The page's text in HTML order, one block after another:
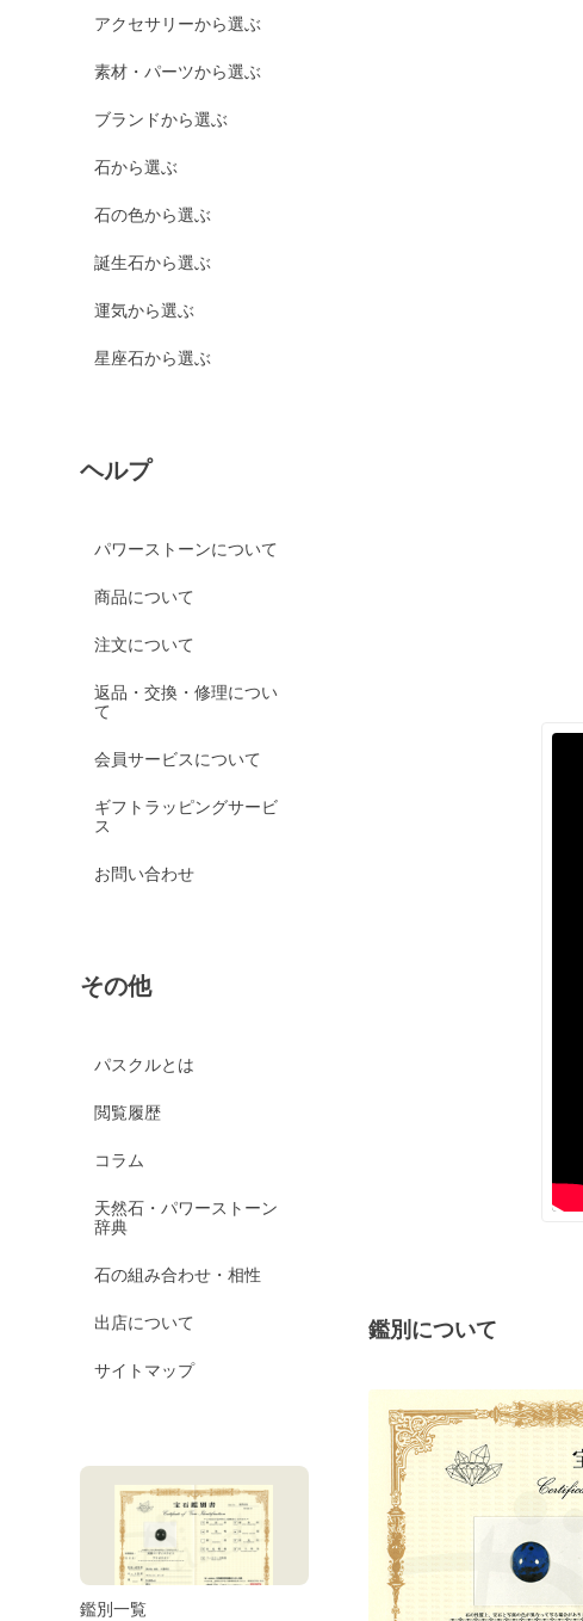
アクセサリーから選ぶ
素材・パーツから選ぶ
ブランドから選ぶ
石から選ぶ
石の色から選ぶ
誕生石から選ぶ
運気から選ぶ
星座石から選ぶ
ヘルプ
パワーストーンについて
商品について
注文について
返品・交換・修理につい
て
会員サービスについて
ギフトラッピングサービ
ス
お問い合わせ
その他
パスクルとは
閲覧履歴
コラム
天然石・パワーストーン
辞典
石の組み合わせ・相性
出店について
サイトマップ
鑑別一覧
鑑別について